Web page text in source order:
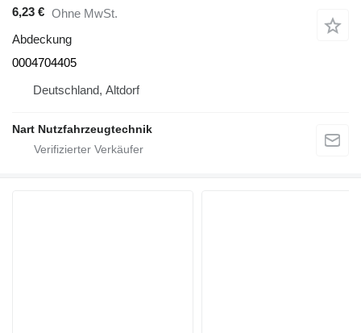
6,23 € Ohne MwSt.
Abdeckung
0004704405
Deutschland, Altdorf
Nart Nutzfahrzeugtechnik